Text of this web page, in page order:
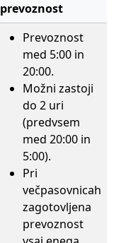
prevoznost
Prevoznost
med 5:00 in
20:00.
Možni zastoji
do 2 uri
(predvsem
med 20:00 in
5:00).
Pri
večpasovnicah
zagotovljena
prevoznost